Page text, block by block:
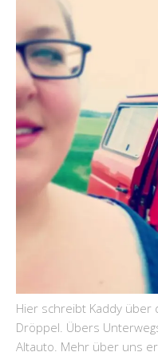
Hier schreibt Kaddy
Dröppel. Übers
Altauto. Mehr über uns